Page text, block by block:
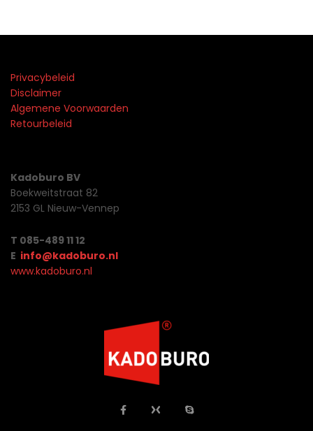
Privacybeleid
Disclaimer
Algemene Voorwaarden
Retourbeleid
Kadoburo BV
Boekweitstraat 82
2153 GL Nieuw-Vennep
T 085-489 11 12
E info@kadoburo.nl
www.kadoburo.nl